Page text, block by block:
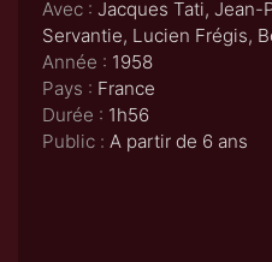
Avec : Jacques Tati, Jean-
Servantie, Lucien Frégis,
Année : 1958
Pays : France
Durée : 1h56
Public : A partir de 6 ans